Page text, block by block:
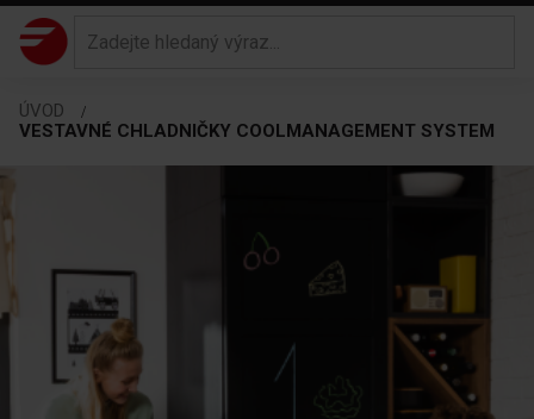
ÚVOD
VESTAVNÉ CHLADNIČKY COOLMANAGEMENT SYSTEM